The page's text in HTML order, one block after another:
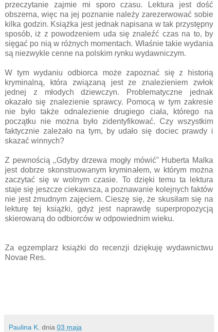
przeczytanie zajmie mi sporoczasu. Lektura jest dość
obszerna, więc na jej poznanie należy zarezerwować sobie
kilka godzin. Książka jest jednak napisana w tak przystępny
sposób, iż z powodzeniem uda się znaleźć czas na to, by
sięgać po nią w różnych momentach. Właśnie takie wydania
są niezwykle cenne na polskim rynku wydawniczym.
W tym wydaniu odbiorca może zapoznać się z historią
kryminalną, która związaną jest ze znalezieniem zwłok
jednej z młodych dziewczyn. Problematyczne jednak
okazało się znalezienie sprawcy. Pomocą w tym zakresie
nie było także odnalezienie drugiego ciała, którego na
początku nie można było zidentyfikować. Czy wszystkim
faktycznie zależało na tym, by udało się dociec prawdy i
skazać winnych?
Z pewnością ,,Gdyby drzewa mogły mówić" Huberta Malka
jest dobrze skonstruowanym kryminałem, w którym można
zaczytać się w wolnym czasie. To dzięki temu ta lektura
staje się jeszcze ciekawsza, a poznawanie kolejnych faktów
nie jest żmudnym zajęciem. Cieszę się, że skusiłam się na
lekturę tej książki, gdyż jest naprawdę superpropozycją
skierowaną do odbiorców w odpowiednim wieku.
Za egzemplarz książki do recenzji dziękuję wydawnictwu
Novae Res.
Paulina K. dnia 03 maja